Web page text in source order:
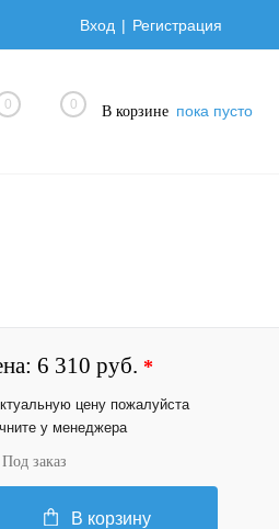
Вход Регистрация
0 0 В корзине пока пусто
6 310 руб. *
цену пожалуйста
у менеджера
Под заказ
В корзину